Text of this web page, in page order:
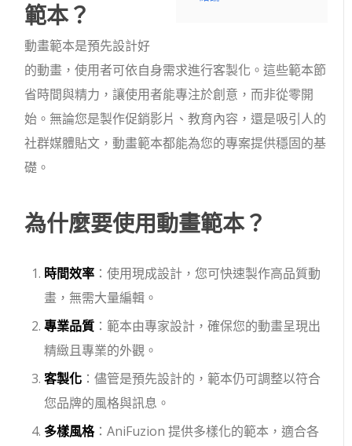
範本？
動畫範本是預先設計好
的動畫，使用者可依自身需求進行客製化。這些範本節
省時間與精力，讓使用者能專注於創意，而非從零開
始。無論您是製作促銷影片、教育內容，還是吸引人的
社群媒體貼文，動畫範本都能為您的專案提供穩固的基
礎。
為什麼要使用動畫範本？
時間效率 ：使用現成設計，您可快速製作高品質動
畫，無需大量編輯。
專業品質 ：範本由專家設計，確保您的動畫呈現出
精緻且專業的外觀。
客製化 ：儘管是預先設計的，範本仍可調整以符合
您品牌的風格與訊息。
多樣風格：AniFuzion 提供多樣化的範本，適合各